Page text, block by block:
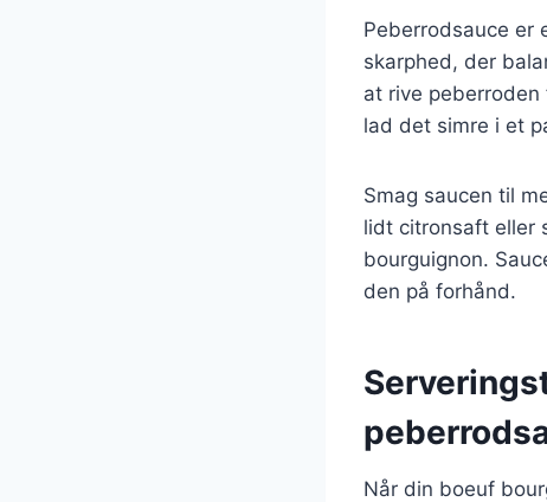
Peberrodsauce er
skarphed, der
at rive
lad det simre i et
Smag saucen til
lidt citronsaft eller
bourguignon.
den på forhånd.
Når din boeuf